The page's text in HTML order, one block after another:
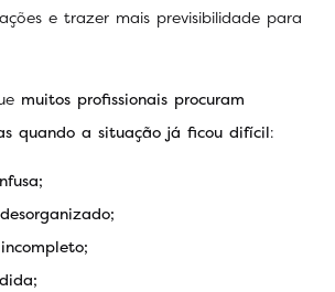
e trazer mais previsibilidade para
muitos profissionais procuram
quando a situação já ficou difícil: